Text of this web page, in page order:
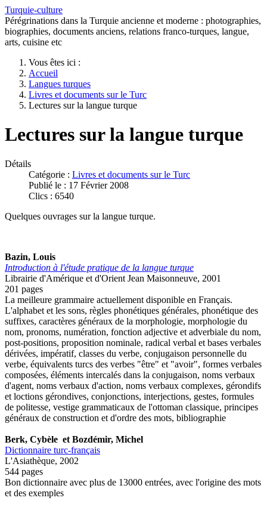
Turquie-culture
Pérégrinations dans la Turquie ancienne et moderne : photographies,
biographies, documents anciens, relations franco-turques, langue,
arts, cuisine etc
Vous êtes ici :
Accueil
Langues turques
Livres et documents sur le Turc
Lectures sur la langue turque
Lectures sur la langue turque
Détails
Catégorie : Livres et documents sur le Turc
Publié le : 17 Février 2008
Clics : 6540
Quelques ouvrages sur la langue turque.
Bazin, Louis
Introduction à l'étude pratique de la langue turque
Librairie d'Amérique et d'Orient Jean Maisonneuve, 2001
201 pages
La meilleure grammaire actuellement disponible en Français.
L'alphabet et les sons, règles phonétiques générales, phonétique des
suffixes, caractères généraux de la morphologie, morphologie du
nom, pronoms, numération, fonction adjective et adverbiale du nom,
post-positions, proposition nominale, radical verbal et bases verbales
dérivées, impératif, classes du verbe, conjugaison personnelle du
verbe, équivalents turcs des verbes "être" et "avoir", formes verbales
composées, éléments intercalés dans la conjugaison, noms verbaux
d'agent, noms verbaux d'action, noms verbaux complexes, gérondifs
et loctions gérondives, conjonctions, interjections, gestes, formules
de politesse, vestige grammaticaux de l'ottoman classique, principes
généraux de construction et d'ordre des mots, bibliographie
Berk, Cybèle et Bozdémir, Michel
Dictionnaire turc-français
L'Asiathèque, 2002
544 pages
Bon dictionnaire avec plus de 13000 entrées, avec l'origine des mots
et des exemples